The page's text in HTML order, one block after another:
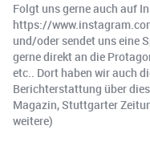
Folgt uns gerne auch auf
https://
und/oder sendet uns eine
gerne direkt an die
etc.. Dort haben wir auch
Berichterstattung über
Magazin, Stuttgarter
weitere)